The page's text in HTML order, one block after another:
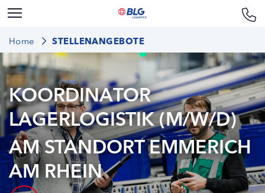
Home STELLENANGEBOTE
KOORDINATOR
LAGERLOGISTIK (M/W/D)
AM STANDORT EMMERICH
AM RHEIN